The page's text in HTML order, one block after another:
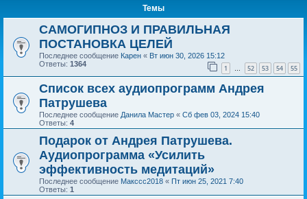
Темы
САМОГИПНОЗ И ПРАВИЛЬНАЯ
ПОСТАНОВКА ЦЕЛЕЙ
Последнее сообщение Карен « Вт июн 30, 2026 15:12
Ответы: 1364 1 … 52 53 54 55
Список всех аудиопрограмм Андрея
Патрушева
Последнее сообщение Данила Мастер « Сб фев 03, 2024 15:40
Ответы: 4
Подарок от Андрея Патрушева.
Аудиопрограмма «Усилить
эффективность медитаций»
Последнее сообщение Макссс2018 « Пт июн 25, 2021 7:40
Ответы: 1